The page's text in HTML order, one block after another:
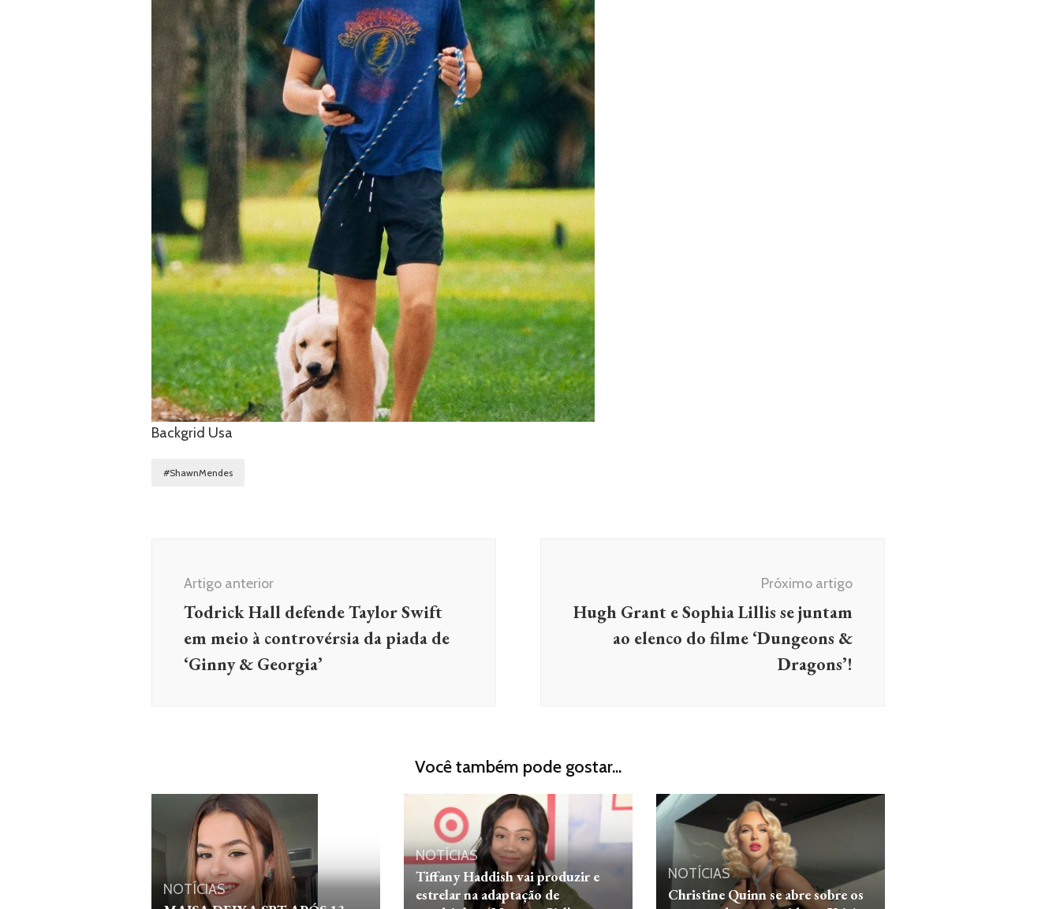
Backgrid Usa
#ShawnMendes
postArtigo anterior
Todrick Hall defende Taylor Swift
em meio à controvérsia da piada de
‘Ginny & Georgia’
Próximo artigo
Hugh Grant e Sophia Lillis se juntam
ao elenco do filme ‘Dungeons &
Dragons’!
Você também pode gostar...
NOTÍCIAS
NOTÍCIAS
Tiffany Haddish vai produzir e
estrelar na adaptação de
NOTÍCIAS
Christine Quinn se abre sobre os